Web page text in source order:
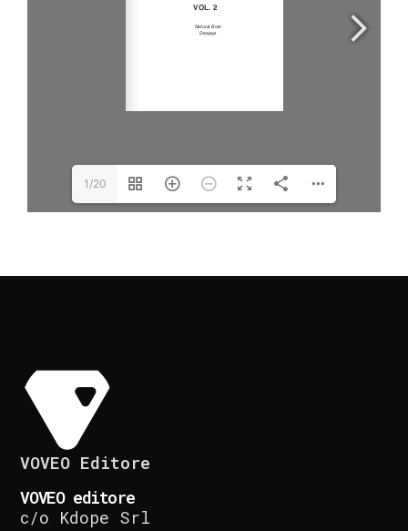
1/20
VOVEO Editore
VOVEO editore
c/o Kdope Srl